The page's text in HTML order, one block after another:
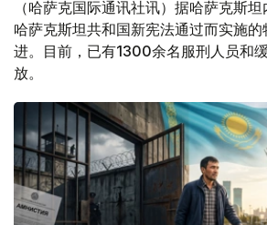
（哈萨克国际通讯社讯）据哈萨克斯
哈萨克斯坦共和国新宪法通过而实施
进。目前，已有1300余名服刑人员和
放。